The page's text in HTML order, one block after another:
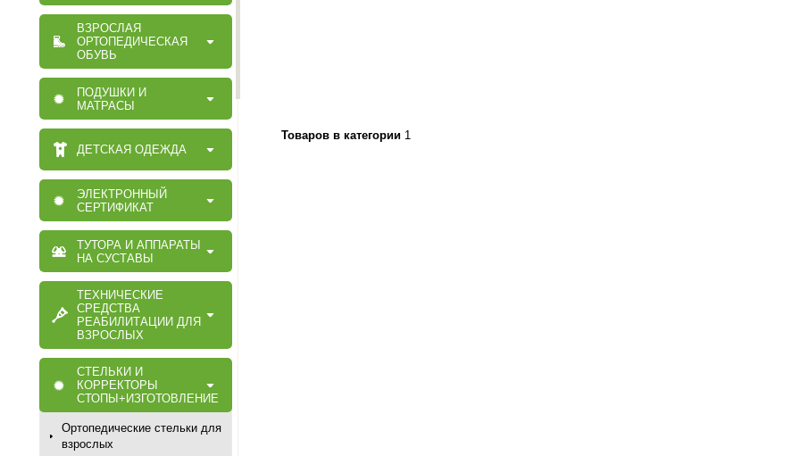
ВЗРОСЛАЯ
ОРТОПЕДИЧЕСКАЯ
ОБУВЬ
ПОДУШКИ И
МАТРАСЫ
ДЕТСКАЯ ОДЕЖДА
ЭЛЕКТРОННЫЙ
СЕРТИФИКАТ
ТУТОРА И АППАРАТЫ
НА СУСТАВЫ
ТЕХНИЧЕСКИЕ
СРЕДСТВА
РЕАБИЛИТАЦИИ ДЛЯ
ВЗРОСЛЫХ
СТЕЛЬКИ И
КОРРЕКТОРЫ
СТОПЫ+ИЗГОТОВЛЕНИЕ
Ортопедические стельки для
взрослых
Товаров в категории 1